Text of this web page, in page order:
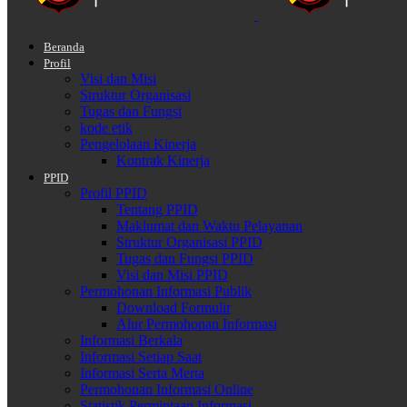
Beranda
Profil
Visi dan Misi
Struktur Organisasi
Tugas dan Fungsi
kode etik
Pengelolaan Kinerja
Kontrak Kinerja
PPID
Profil PPID
Tentang PPID
Maklumat dan Waktu Pelayanan
Struktur Organisasi PPID
Tugas dan Fungsi PPID
Visi dan Misi PPID
Permohonan Informasi Publik
Download Formulir
Alur Permohonan Informasi
Informasi Berkala
Informasi Setiap Saat
Informasi Serta Merta
Permohonan Informasi Online